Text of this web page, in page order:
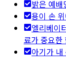
밝은 예배
용이 손
엘리베이
료가 중요한
아기가 내